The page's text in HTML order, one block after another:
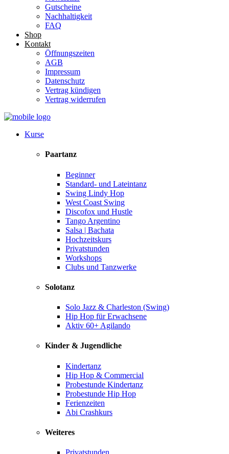
Gutscheine
Nachhaltigkeit
FAQ
Shop
Kontakt
Öffnungszeiten
AGB
Impressum
Datenschutz
Vertrag kündigen
Vertrag widerrufen
Kurse
Paartanz
Beginner
Standard- und Lateintanz
Swing Lindy Hop
West Coast Swing
Discofox und Hustle
Tango Argentino
Salsa | Bachata
Hochzeitskurs
Privatstunden
Workshops
Clubs und Tanzwerke
Solotanz
Solo Jazz & Charleston (Swing)
Hip Hop für Erwachsene
Aktiv 60+ Agilando
Kinder & Jugendliche
Kindertanz
Hip Hop & Commercial
Probestunde Kindertanz
Probestunde Hip Hop
Ferienzeiten
Abi Crashkurs
Weiteres